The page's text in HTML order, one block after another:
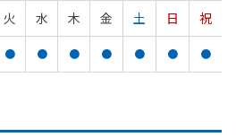
火 水 木 金 土 日
祝
● ● ● ● ● ● ●